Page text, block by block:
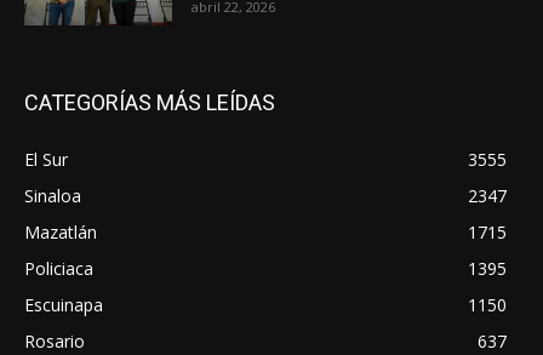
abril 22, 2026
CATEGORÍAS MÁS LEÍDAS
El Sur
3555
Sinaloa
2347
Mazatlán
1715
Policiaca
1395
Escuinapa
1150
Rosario
637